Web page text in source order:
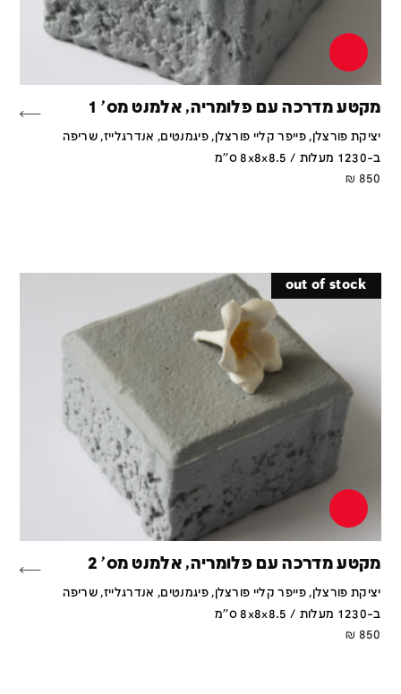
מקטע מדרכה עם פלומריה, אלמנט מס' 1
יציקת פורצלן, פייפר קליי פורצלן, פיגמנטים, אנדרגלייז, שריפה
ב-1230 מעלות / 8x8x8.5 ס''מ
850
₪
out of stock
מקטע מדרכה עם פלומריה, אלמנט מס' 2
יציקת פורצלן, פייפר קליי פורצלן, פיגמנטים, אנדרגלייז, שריפה
ב-1230 מעלות / 8x8x8.5 ס''מ
850
₪